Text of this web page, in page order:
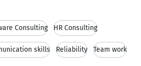
Consulting HR Consulting
skills Reliability Team work